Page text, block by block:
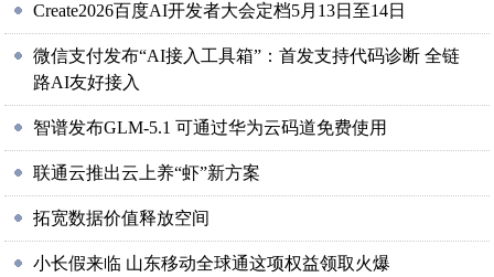
Create2026百度AI开发者大会定档5月13日至14日
微信支付发布“AI接入工具箱”：首发支持代码诊断 全链
路AI友好接入
智谱发布GLM-5.1 可通过华为云码道免费使用
联通云推出云上养“虾”新方案
拓宽数据价值释放空间
小长假来临 山东移动全球通这项权益领取火爆